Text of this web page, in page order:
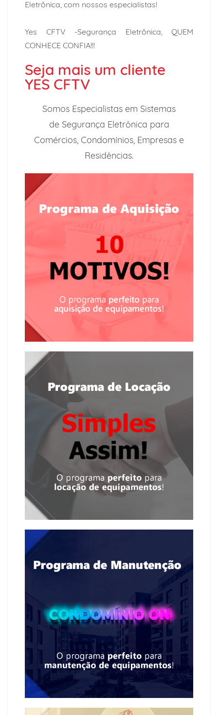
Eletrônica, com nossos especialistas!
Yes CFTV -Segurança Eletrônica, QUEM
CONHECE CONFIA!!!
Seja mais um cliente
YES CFTV
Somos Especialistas em Sistemas
de Segurança Eletrônica para
Comércios, Condomínios, Empresas e
Residências.